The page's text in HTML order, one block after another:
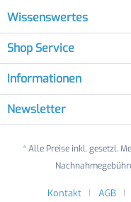
Wissenswertes
Shop Service
Informationen
Newsletter
* Alle Preise inkl. gesetzl.
Kontakt AGB